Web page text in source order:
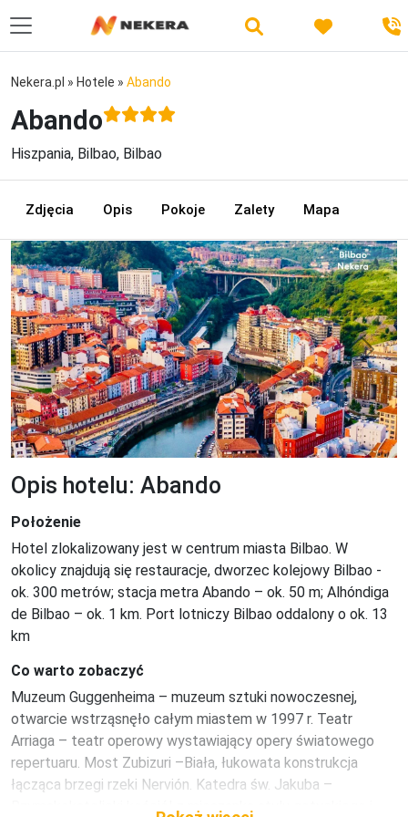
Nekera.pl » Hotele » Abando
Abando
Hiszpania, Bilbao, Bilbao
Zdjęcia Opis Pokoje Zalety Mapa
Previous Next
Opis hotelu: Abando
Położenie
Hotel zlokalizowany jest w centrum miasta Bilbao. W
okolicy znajdują się restauracje, dworzec kolejowy Bilbao -
ok. 300 metrów; stacja metra Abando – ok. 50 m; Alhóndiga
de Bilbao – ok. 1 km. Port lotniczy Bilbao oddalony o ok. 13
km
Co warto zobaczyć
Muzeum Guggenheima – muzeum sztuki nowoczesnej,
otwarcie wstrząsnęło całym miastem w 1997 r. Teatr
Arriaga – teatr operowy wystawiający opery światowego
repertuaru. Most Zubizuri –Biała, łukowata konstrukcja
łącząca brzegi rzeki Nervión. Katedra św. Jakuba –
Rzymskokatolicki kościół z mieszanką stylu gotyckiego i